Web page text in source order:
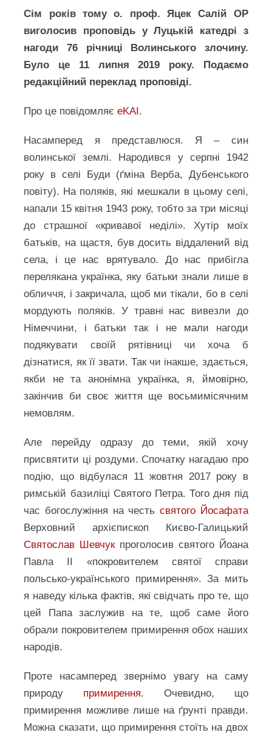
Сім років тому о. проф. Яцек Салій ОР
виголосив проповідь у Луцькій катедрі з
нагоди 76 річниці Волинського злочину.
Було це 11 липня 2019 року. Подаємо
редакційний переклад проповіді.
Про це повідомляєeKAI.
Насамперед я представлюся. Я – син
волинської землі. Народився у серпні 1942
року в селі Буди (ґміна Верба, Дубенського
повіту). На поляків, які мешкали в цьому селі,
напали 15 квітня 1943 року, тобто за три місяці
до страшної «кривавої неділі». Хутір моїх
батьків, на щастя, був досить віддалений від
села, і це нас врятувало. До нас прибігла
перелякана українка, яку батьки знали лише в
обличчя, і закричала, щоб ми тікали, бо в селі
мордують поляків. У травні нас вивезли до
Німеччини, і батьки так і не мали нагоди
подякувати своїй рятівниці чи хоча б
дізнатися, як її звати. Так чи інакше, здається,
якби не та анонімна українка, я, ймовірно,
закінчив би своє життя ще восьмимісячним
немовлям.
Але перейду одразу до теми, якій хочу
присвятити ці роздуми. Спочатку нагадаю про
подію, що відбулася 11 жовтня 2017 року в
римській базиліці Святого Петра. Того дня під
час богослужіння на честь святого Йосафата
Верховний архієпископ Києво-Галицький
Святослав Шевчукпроголосив святого Йоана
Павла ІІ «покровителем святої справи
польсько-українського примирення». За мить
я наведу кілька фактів, які свідчать про те, що
цей Папа заслужив на те, щоб саме його
обрали покровителем примирення обох наших
народів.
Проте насамперед звернімо увагу на саму
природу примирення. Очевидно, що
примирення можливе лише на ґрунті правди.
Можна сказати, що примирення стоїть на двох